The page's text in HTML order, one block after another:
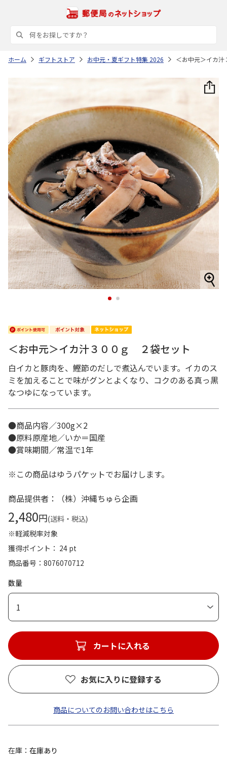
ホーム ギフトストア お中元・夏ギフト特集 2026 ＜お中元＞イカ
1 2
＜お中元＞イカ汁３００ｇ ２袋セット
白イカと豚肉を、鰹節のだしで煮込んでいます。イカのス
ミを加えることで味がグンとよくなり、コクのある真っ黒
なつゆになっています。
●商品内容／300g×2
●原料原産地／いか＝国産
●賞味期間／常温で1年
※この商品はゆうパケットでお届けします。
商品提供者：（株）沖縄ちゅら企画
2,480円(送料・税込)
※軽減税率対象
獲得ポイント： 24 pt
商品番号
8076070712
数量
1
カートに入れる
お気に入りに登録する
商品についてのお問い合わせはこちら
在庫
在庫あり